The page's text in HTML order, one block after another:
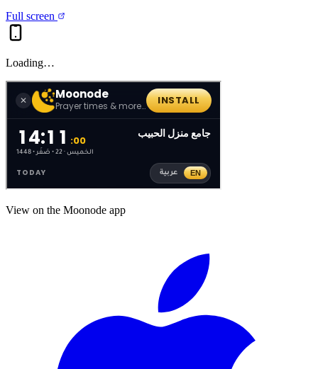
Full screen
Loading…
View on the Moonode app